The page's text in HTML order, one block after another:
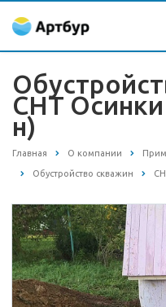
СНТ
н)
Главная О компании
Обустройство скважин